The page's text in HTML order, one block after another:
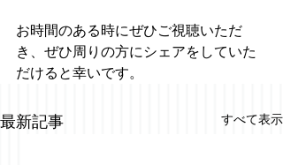
お時間のある時にぜひご視聴いただ
き、ぜひ周りの方にシェアをしていた
だけると幸いです。
最新記事 すべて表示